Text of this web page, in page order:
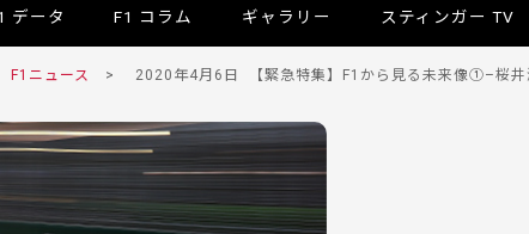
データ F1 コラム ギャラリー スティンガー TV
F1ニュース > 2020年4月6日 【緊急特集】F1から見る未来像①–桜